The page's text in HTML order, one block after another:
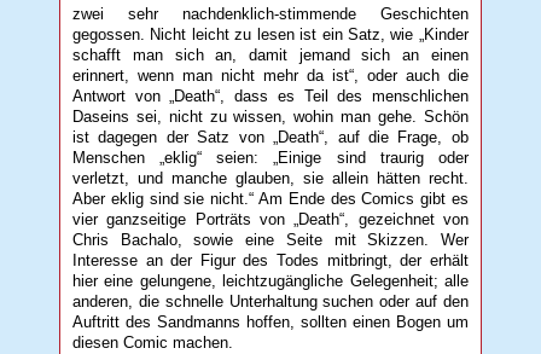
zwei sehr nachdenklich-stimmende Geschichten
gegossen. Nicht leicht zu lesen ist ein Satz, wie „Kinder
schafft man sich an, damit jemand sich an einen
erinnert, wenn man nicht mehr da ist“, oder auch die
Antwort von „Death“, dass es Teil des menschlichen
Daseins sei, nicht zu wissen, wohin man gehe. Schön
ist dagegen der Satz von „Death“, auf die Frage, ob
Menschen „eklig“ seien: „Einige sind traurig oder
verletzt, und manche glauben, sie allein hätten recht.
Aber eklig sind sie nicht.“ Am Ende des Comics gibt es
vier ganzseitige Porträts von „Death“, gezeichnet von
Chris Bachalo, sowie eine Seite mit Skizzen. Wer
Interesse an der Figur des Todes mitbringt, der erhält
hier eine gelungene, leichtzugängliche Gelegenheit; alle
anderen, die schnelle Unterhaltung suchen oder auf den
Auftritt des Sandmanns hoffen, sollten einen Bogen um
diesen Comic machen.